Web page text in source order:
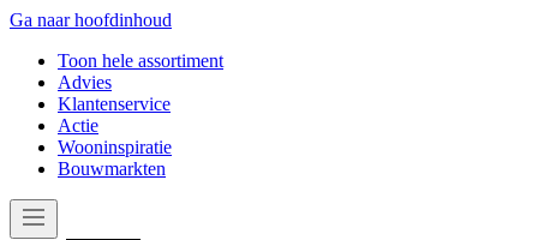
Ga naar hoofdinhoud
Toon hele assortiment
Advies
Klantenservice
Actie
Wooninspiratie
Bouwmarkten